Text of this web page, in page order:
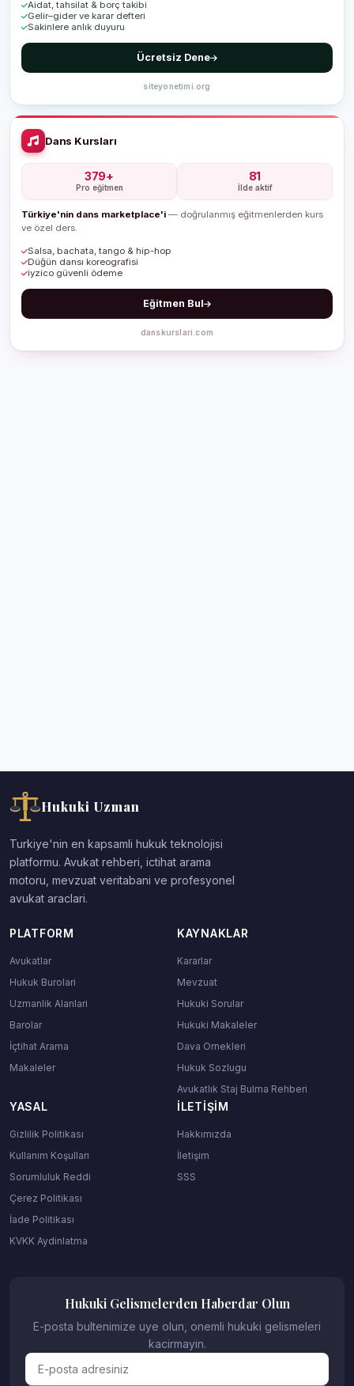
Aidat, tahsilat & borç takibi
Gelir–gider ve karar defteri
Sakinlere anlık duyuru
Ücretsiz Dene
siteyonetimi.org
Dans Kursları
379+
Pro eğitmen
81
İlde aktif
Türkiye'nin dans marketplace'i — doğrulanmış eğitmenlerden kurs
ve özel ders.
Salsa, bachata, tango & hip-hop
Düğün dansı koreografisi
iyzico güvenli ödeme
Eğitmen Bul
danskurslari.com
Hukuki Uzman
Turkiye'nin en kapsamli hukuk teknolojisi
platformu. Avukat rehberi, ictihat arama
motoru, mevzuat veritabani ve profesyonel
avukat araclari.
PLATFORM
Avukatlar
Hukuk Burolari
Uzmanlik Alanlari
Barolar
İçtihat Arama
Makaleler
KAYNAKLAR
Kararlar
Mevzuat
Hukuki Sorular
Hukuki Makaleler
Dava Ornekleri
Hukuk Sozlugu
Avukatlık Staj Bulma Rehberi
YASAL
Gizlilik Politikası
Kullanım Koşulları
Sorumluluk Reddi
Çerez Politikası
İade Politikası
KVKK Aydinlatma
İLETIŞIM
Hakkımızda
İletişim
SSS
Hukuki Gelismelerden Haberdar Olun
E-posta bultenimize uye olun, onemli hukuki gelismeleri
kacirmayin.